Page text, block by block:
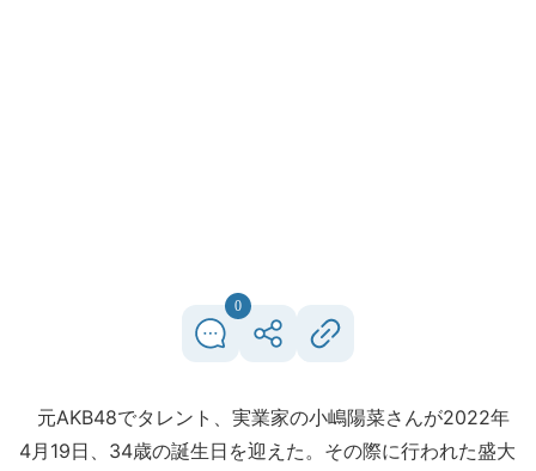
0
元AKB48でタレント、実業家の小嶋陽菜さんが2022年
4月19日、34歳の誕生日を迎えた。その際に行われた盛大